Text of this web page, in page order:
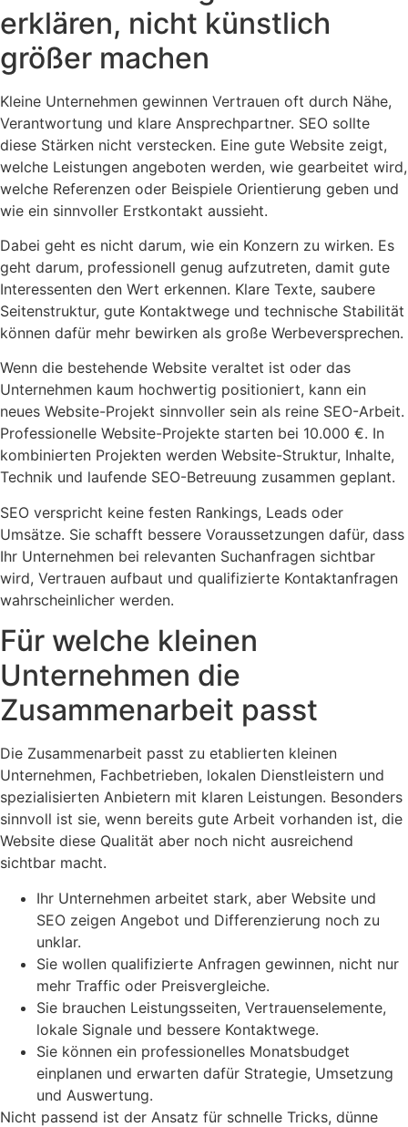
erklären, nicht künstlich
größer machen
Kleine Unternehmen gewinnen Vertrauen oft durch Nähe,
Verantwortung und klare Ansprechpartner. SEO sollte
diese Stärken nicht verstecken. Eine gute Website zeigt,
welche Leistungen angeboten werden, wie gearbeitet wird,
welche Referenzen oder Beispiele Orientierung geben und
wie ein sinnvoller Erstkontakt aussieht.
Dabei geht es nicht darum, wie ein Konzern zu wirken. Es
geht darum, professionell genug aufzutreten, damit gute
Interessenten den Wert erkennen. Klare Texte, saubere
Seitenstruktur, gute Kontaktwege und technische Stabilität
können dafür mehr bewirken als große Werbeversprechen.
Wenn die bestehende Website veraltet ist oder das
Unternehmen kaum hochwertig positioniert, kann ein
neues Website-Projekt sinnvoller sein als reine SEO-Arbeit.
Professionelle Website-Projekte starten bei 10.000 €. In
kombinierten Projekten werden Website-Struktur, Inhalte,
Technik und laufende SEO-Betreuung zusammen geplant.
SEO verspricht keine festen Rankings, Leads oder
Umsätze. Sie schafft bessere Voraussetzungen dafür, dass
Ihr Unternehmen bei relevanten Suchanfragen sichtbar
wird, Vertrauen aufbaut und qualifizierte Kontaktanfragen
wahrscheinlicher werden.
Für welche kleinen
Unternehmen die
Zusammenarbeit passt
Die Zusammenarbeit passt zu etablierten kleinen
Unternehmen, Fachbetrieben, lokalen Dienstleistern und
spezialisierten Anbietern mit klaren Leistungen. Besonders
sinnvoll ist sie, wenn bereits gute Arbeit vorhanden ist, die
Website diese Qualität aber noch nicht ausreichend
sichtbar macht.
Ihr Unternehmen arbeitet stark, aber Website und
SEO zeigen Angebot und Differenzierung noch zu
unklar.
Sie wollen qualifizierte Anfragen gewinnen, nicht nur
mehr Traffic oder Preisvergleiche.
Sie brauchen Leistungsseiten, Vertrauenselemente,
lokale Signale und bessere Kontaktwege.
Sie können ein professionelles Monatsbudget
einplanen und erwarten dafür Strategie, Umsetzung
und Auswertung.
Nicht passend ist der Ansatz für schnelle Tricks, dünne